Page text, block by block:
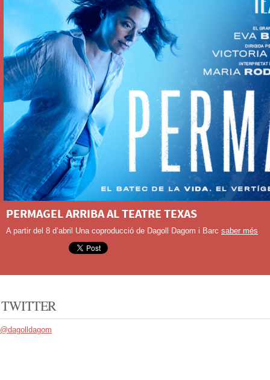
MAR I CEL LA PEL·LÍCULA: SESSIONS MATINALS
Consulta el llistat de cinemes i gestiona la teva reserva saber més
TWITTER
@dagolldagom